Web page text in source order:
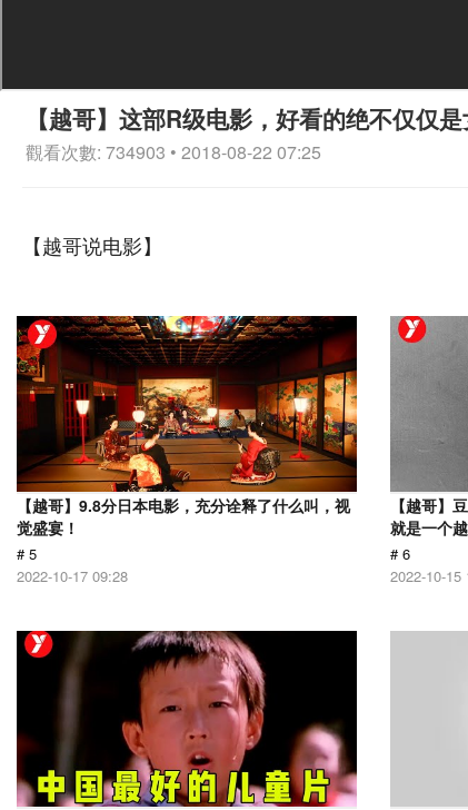
【越哥】这部R级电影，好看的绝不仅仅
觀看次數: 734903 • 2018-08-22 07:25
【越哥说电影】
【越哥】9.8分日本电影，充分诠释了什么叫，视
觉盛宴！
# 5
2022-10-17 09:28
【越哥】
就是一个
# 6
2022-10-15